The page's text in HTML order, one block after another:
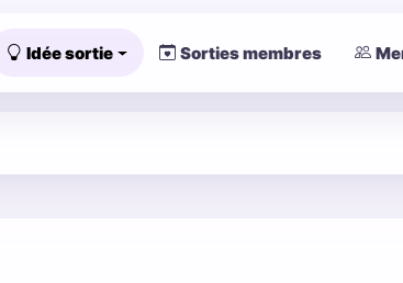
Idée sortie Sorties membres